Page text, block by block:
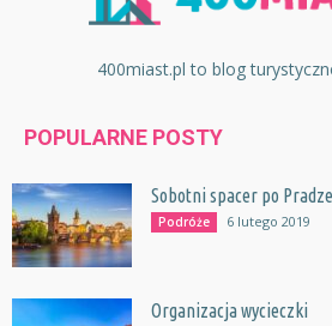
400miast.pl to blog
POPULARNE POSTY
Sobotni spacer po
Podróże 6 lutego 2019
Organizacja wycieczki